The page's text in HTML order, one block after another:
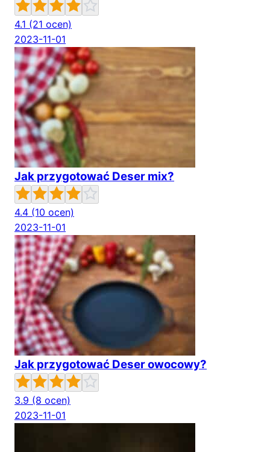
4.1 (21 ocen)
2023-11-01
Jak przygotować Deser mix?
4.4 (10 ocen)
2023-11-01
Jak przygotować Deser owocowy?
3.9 (8 ocen)
2023-11-01